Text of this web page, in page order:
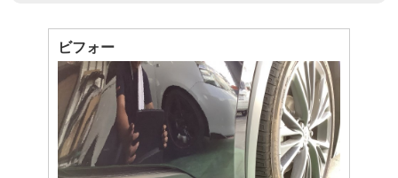
ビフォー